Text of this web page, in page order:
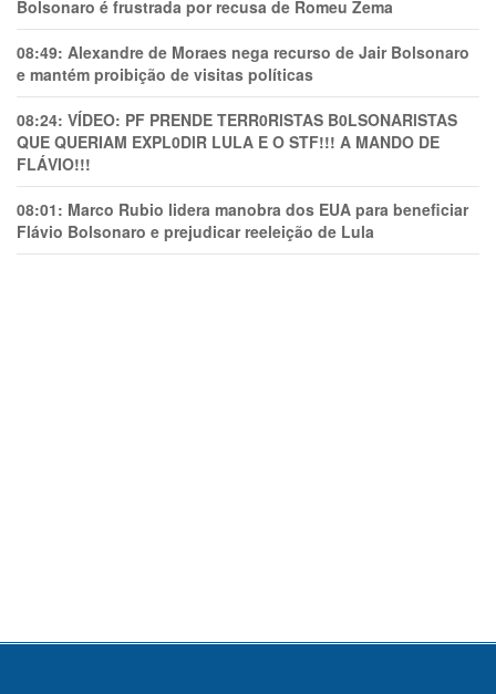
Bolsonaro é frustrada por recusa de Romeu Zema
08:49: Alexandre de Moraes nega recurso de Jair Bolsonaro
e mantém proibição de visitas políticas
08:24: VÍDEO: PF PRENDE TERR0RlSTAS B0LSONARlSTAS
QUE QUERIAM EXPL0DlR LULA E O STF!!! A MANDO DE
FLÁVIO!!!
08:01: Marco Rubio lidera manobra dos EUA para beneficiar
Flávio Bolsonaro e prejudicar reeleição de Lula